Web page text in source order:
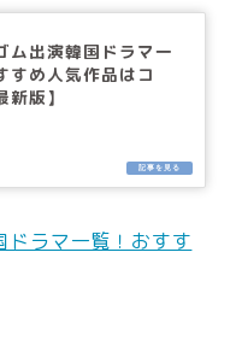
ム出演韓国ドラマ一
すめ人気作品はコ
新版】
ドラマ一覧！おすす